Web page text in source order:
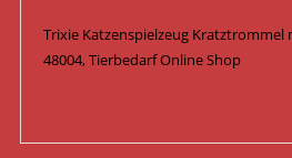
Trixie Katzenspielzeug Kratztrommel
48004, Tierbedarf Online Shop